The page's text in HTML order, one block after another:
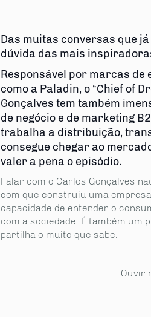
Das muitas conversas que
dúvida das mais
Responsável por marcas de
como a Paladin, o “Chief of
Gonçalves tem também
de negócio e de marketing
trabalha a distribuição,
consegue chegar ao
valer a pena o episódio.
Falar com o Carlos Gonçalves
com que construiu uma
capacidade de entender o
com a sociedade. É também um
partilha o muito que sabe.
Ouvir